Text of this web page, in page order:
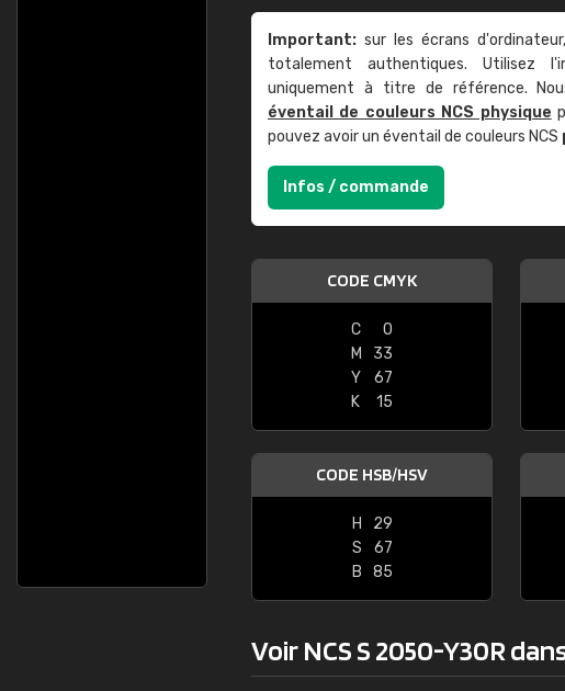
Important: sur les écrans
totalement authentiques. Utilisez
uniquement à titre de référence.
éventail de couleurs NCS physique
pouvez avoir un éventail de couleurs NCS
Infos / commande
CODE CMYK
C
0
M
33
Y
67
K
15
CODE HSB/HSV
H
29
S
67
B
85
Voir NCS S 2050-Y30R